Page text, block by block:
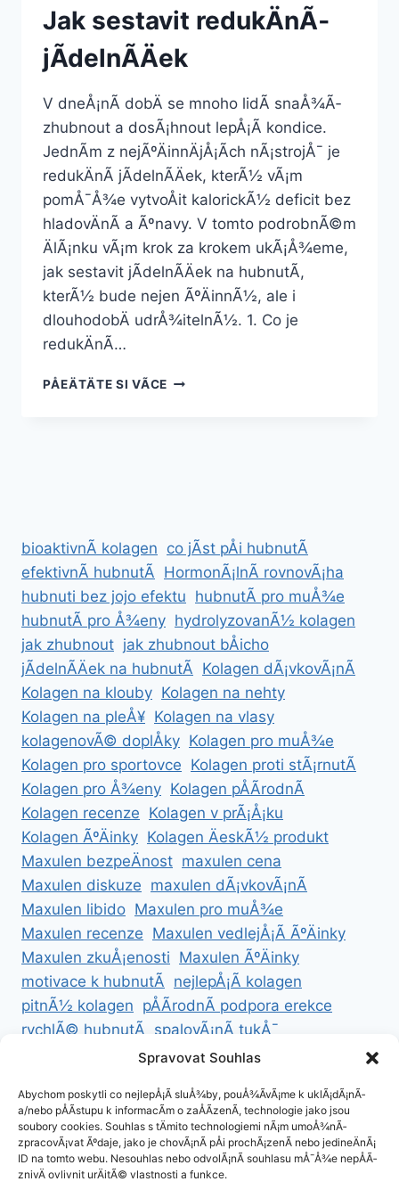
Jak sestavit redukÄnÃ­
jÃ­delnÃ­Äek
V dneÅ¡nÃ­ dobÄ se mnoho lidÃ­ snaÅ¾Ã­
zhubnout a dosÃ¡hnout lepÅ¡Ã­ kondice.
JednÃ­m z nejÃºÄinnÄjÅ¡Ã­ch nÃ¡strojÅ¯ je
redukÄnÃ­ jÃ­delnÃ­Äek, kterÃ½ vÃ¡m
pomÅ¯Å¾e vytvoÅit kalorickÃ½ deficit bez
hladovÄnÃ­ a Ãºnavy. V tomto podrobnÃ©m
ÄlÃ¡nku vÃ¡m krok za krokem ukÃ¡Å¾eme,
jak sestavit jÃ­delnÃ­Äek na hubnutÃ­,
kterÃ½ bude nejen ÃºÄinnÃ½, ale i
dlouhodobÄ udrÅ¾itelnÃ½. 1. Co je
redukÄnÃ­…
PÅEÄTÄTE SI VÃ­CEJAK
bioaktivnÃ­ kolagen co jÃ­st pÅi hubnutÃ­
efektivnÃ­ hubnutÃ­ HormonÃ¡lnÃ­ rovnovÃ¡ha
hubnuti bez jojo efektu hubnutÃ­ pro muÅ¾e
hubnutÃ­ pro Å¾eny hydrolyzovanÃ½ kolagen
jak zhubnout jak zhubnout bÅicho
jÃ­delnÃ­Äek na hubnutÃ­ Kolagen dÃ¡vkovÃ¡nÃ­
Kolagen na klouby Kolagen na nehty
Kolagen na pleÅ¥ Kolagen na vlasy
kolagenovÃ© doplÅky Kolagen pro muÅ¾e
Kolagen pro sportovce Kolagen proti stÃ¡rnutÃ­
Kolagen pro Å¾eny Kolagen pÅÃ­rodnÃ­
Kolagen recenze Kolagen v prÃ¡Å¡ku
Kolagen ÃºÄinky Kolagen ÄeskÃ½ produkt
Maxulen bezpeÄnost maxulen cena
Maxulen diskuze maxulen dÃ¡vkovÃ¡nÃ­
Maxulen libido Maxulen pro muÅ¾e
Maxulen recenze Maxulen vedlejÅ¡Ã­ ÃºÄinky
Maxulen zkuÅ¡enosti Maxulen ÃºÄinky
motivace k hubnutÃ­ nejlepÅ¡Ã­ kolagen
pitnÃ½ kolagen pÅÃ­rodnÃ­ podpora erekce
rychlÃ© hubnutÃ­ spalovÃ¡nÃ­ tukÅ¯
ZdravÃ© hubnutÃ­ ZdravÃ© recepty na hubnutÃ­
ZÃ¡sady cookies (EU)
Spravovat Souhlas
Abychom poskytli co nejlepÅ¡Ã­ sluÅ¾by, pouÅ¾Ã­vÃ¡me k uklÃ¡dÃ¡nÃ­
a/nebo pÅÃ­stupu k informacÃ­m o zaÅÃ­zenÃ­, technologie jako jsou
soubory cookies. Souhlas s tÄmito technologiemi nÃ¡m umoÅ¾nÃ­
zpracovÃ¡vat Ãºdaje, jako je chovÃ¡nÃ­ pÅi prochÃ¡zenÃ­ nebo jedineÄnÃ¡
ID na tomto webu. Nesouhlas nebo odvolÃ¡nÃ­ souhlasu mÅ¯Å¾e nepÅÃ­
znivÄ ovlivnit urÄitÃ© vlastnosti a funkce.